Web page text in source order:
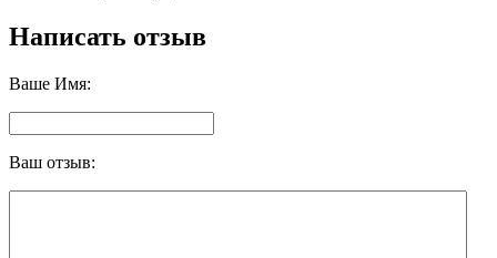
Написать отзыв
Ваше Имя:
Ваш отзыв: